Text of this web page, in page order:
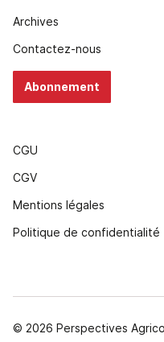
Archives
Contactez-nous
Abonnement
CGU
CGV
Mentions légales
Politique de confidentialité
© 2026 Perspectives